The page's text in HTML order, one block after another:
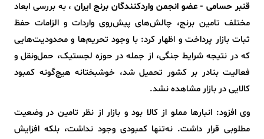
قنبر حسامی - عضو انجمن واردکنندگان برنج ایران ، به بررسی ابعاد
مختلف تامین برنج، چالش‌های پیش‌روی واردات و الزامات حفظ
ثبات بازار پرداخت و اظهار کرد: با وجود تحریم‌ها و محدودیت‌هایی
که در نتیجه شرایط جنگی، از جمله در حوزه لجستیک، حمل‌ونقل و
فعالیت بنادر بر کشور تحمیل شد، خوشبختانه هیچ‌گونه کمبود
کالایی در بازار مشاهده نشد.
وی افزود: انبارها مملو از کالا بود و بازار از نظر تامین در وضعیت
مطلوبی قرار داشت. نه‌تنها کمبودی وجود نداشت، بلکه افزایش